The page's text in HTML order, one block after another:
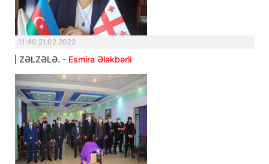
11:40 21.02.2022
ZƏLZƏLƏ. - Esmira Ələkbərli